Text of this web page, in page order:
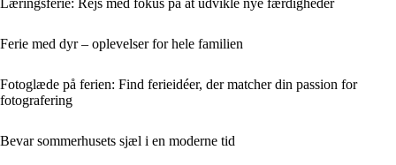
Ferie med dyr – oplevelser for hele familien
Fotoglæde på ferien: Find ferieidéer, der matcher din passion for
fotografering
Bevar sommerhusets sjæl i en moderne tid